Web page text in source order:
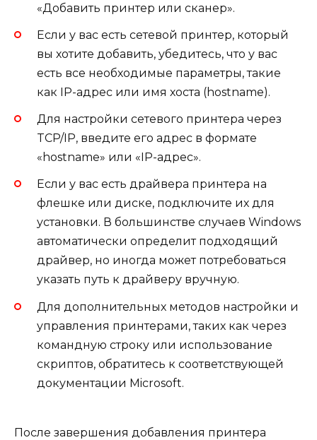
«Добавить принтер или сканер».
Если у вас есть сетевой принтер, который
вы хотите добавить, убедитесь, что у вас
есть все необходимые параметры, такие
как IP-адрес или имя хоста (hostname).
Для настройки сетевого принтера через
TCP/IP, введите его адрес в формате
«hostname» или «IP-адрес».
Если у вас есть драйвера принтера на
флешке или диске, подключите их для
установки. В большинстве случаев Windows
автоматически определит подходящий
драйвер, но иногда может потребоваться
указать путь к драйверу вручную.
Для дополнительных методов настройки и
управления принтерами, таких как через
командную строку или использование
скриптов, обратитесь к соответствующей
документации Microsoft.
После завершения добавления принтера